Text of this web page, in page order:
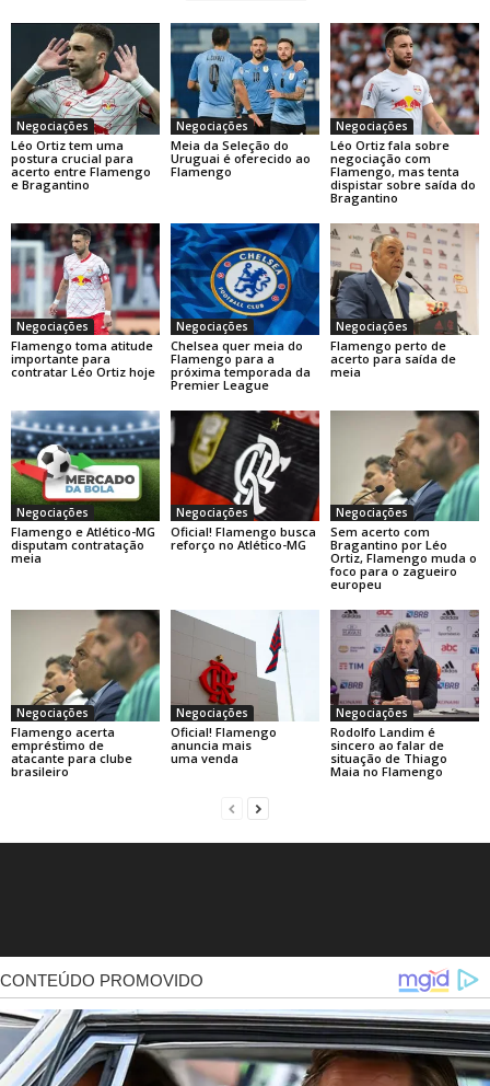
Negociações
Léo Ortiz tem uma
postura crucial para
acerto entre Flamengo
e Bragantino
Negociações
Meia da Seleção do
Uruguai é oferecido ao
Flamengo
Negociações
Léo Ortiz fala sobre
negociação com
Flamengo, mas tenta
dispistar sobre saída do
Bragantino
Negociações
Flamengo toma atitude
importante para
contratar Léo Ortiz hoje
Negociações
Chelsea quer meia do
Flamengo para a
próxima temporada da
Premier League
Negociações
Flamengo perto de
acerto para saída de
meia
Negociações
Flamengo e Atlético-MG
disputam contratação
meia
Negociações
Oficial! Flamengo busca
reforço no Atlético-MG
Negociações
Sem acerto com
Bragantino por Léo
Ortiz, Flamengo muda o
foco para o zagueiro
europeu
Negociações
Flamengo acerta
empréstimo de
atacante para clube
brasileiro
Negociações
Oficial! Flamengo
anuncia mais
uma venda
Negociações
Rodolfo Landim é
sincero ao falar de
situação de Thiago
Maia no Flamengo